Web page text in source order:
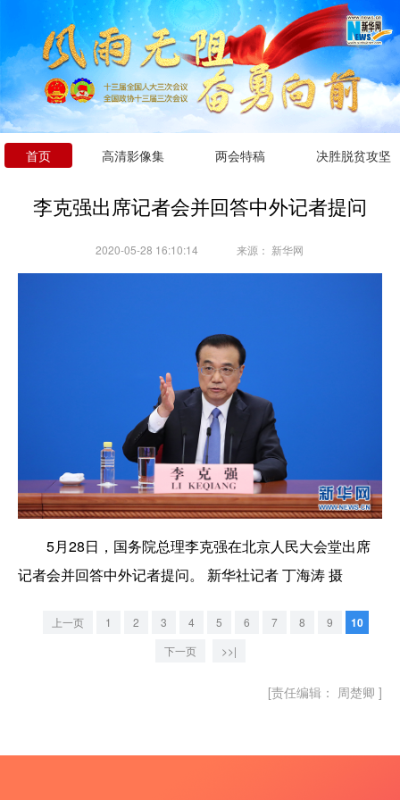
首页 高清影像集 两会特稿 决胜脱贫攻坚
李克强出席记者会并回答中外记者提问
2020-05-28 16:10:14 来源： 新华网
5月28日，国务院总理李克强在北京人民大会堂出席
记者会并回答中外记者提问。 新华社记者 丁海涛 摄
上一页 1 2 3 4 5 6 7 8 9 10
下一页 >>|
[责任编辑： 周楚卿 ]